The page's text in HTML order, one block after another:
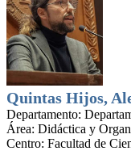
Quintas Hijos,
Departamento:
Área: Didáctica y
Centro: Facultad de